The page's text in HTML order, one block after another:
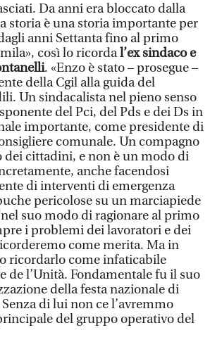
Da anni era bloccato dalla
storia è una storia importante per
anni Settanta fino al primo
così lo ricordal’ex sindaco e
. «Enzo è stato – prosegue –
della Cgil alla guida del
Un sindacalista nel pieno senso
del Pci, del Pds e dei Ds in
importante, come presidente di
comunale. Un compagno
dei cittadini, e non è un modo di
anche facendosi
di interventi di emergenza
pericolose su un marciapiede
suo modo di ragionare al primo
i problemi dei lavoratori e dei
come merita. Ma in
ricordarlo come infaticabile
de l’Unità. Fondamentale fu il suo
della festa nazionale di
di lui non ce l’avremmo
del gruppo operativo del